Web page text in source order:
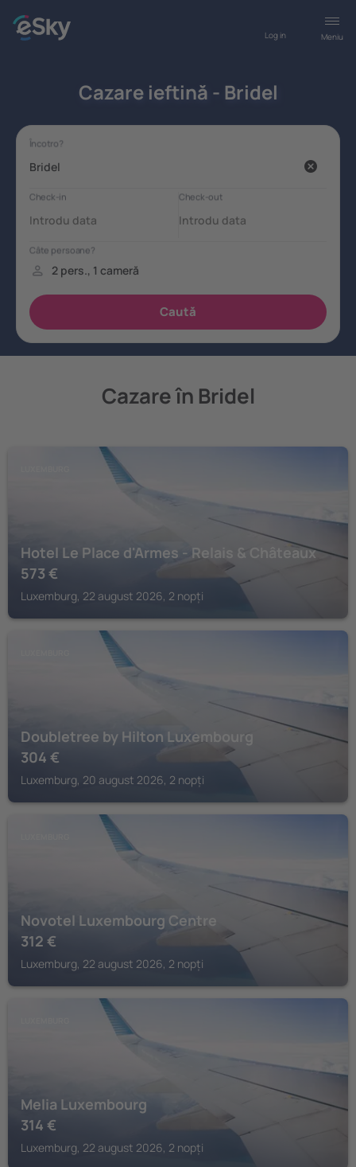
Meniu
Log in
Cazare ieftină - Bridel
Cazare în Bridel
Hotel Le Place d'Armes - Relais & Châteaux
573 €
Luxemburg, 22 august 2026, 2 nopți
Doubletree by Hilton Luxembourg
304 €
Luxemburg, 20 august 2026, 2 nopți
Novotel Luxembourg Centre
312 €
Luxemburg, 22 august 2026, 2 nopți
Melia Luxembourg
314 €
Luxemburg, 22 august 2026, 2 nopți